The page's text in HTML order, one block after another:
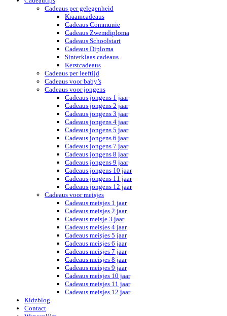
Cadeaus per gelegenheid
Kraamcadeaus
Cadeaus Communie
Cadeaus Zwemdiploma
Cadeaus Schoolstart
Cadeaus Diploma
Sinterklaas cadeaus
Kerstcadeaus
Cadeaus per leeftijd
Cadeaus voor baby’s
Cadeaus voor jongens
Cadeaus jongens 1 jaar
Cadeaus jongens 2 jaar
Cadeaus jongens 3 jaar
Cadeaus jongens 4 jaar
Cadeaus jongens 5 jaar
Cadeaus jongens 6 jaar
Cadeaus jongens 7 jaar
Cadeaus jongens 8 jaar
Cadeaus jongens 9 jaar
Cadeaus jongens 10 jaar
Cadeaus jongens 11 jaar
Cadeaus jongens 12 jaar
Cadeaus voor meisjes
Cadeaus meisjes 1 jaar
Cadeaus meisjes 2 jaar
Cadeaus meisje 3 jaar
Cadeaus meisjes 4 jaar
Cadeaus meisjes 5 jaar
Cadeaus meisjes 6 jaar
Cadeaus meisjes 7 jaar
Cadeaus meisjes 8 jaar
Cadeaus meisjes 9 jaar
Cadeaus meisjes 10 jaar
Cadeaus meisjes 11 jaar
Cadeaus meisjes 12 jaar
Kidzblog
Contact